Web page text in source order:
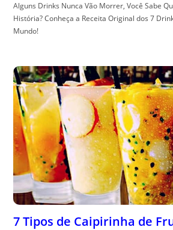
Alguns Drinks Nunca Vão Morrer, Você Sabe
História? Conheça a Receita Original dos 7
Mundo!
7 Tipos de Caipirinha de